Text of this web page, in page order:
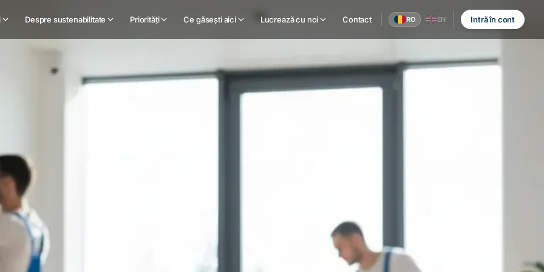
Despre sustenabilitate Priorități Ce găsești aici Lucrează cu noi Contact RO EN Intră în cont